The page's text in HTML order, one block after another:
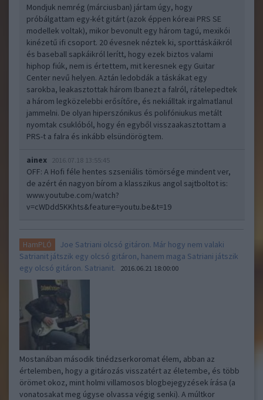
Mondjuk nemrég (márciusban) jártam úgy, hogy
próbálgattam egy-két gitárt (azok éppen kóreai PRS SE
modellek voltak), mikor bevonult egy három tagú, mexikói
kinézetű ifi csoport. 20 évesnek néztek ki, sporttáskáikról
és baseball sapkáikról lerítt, hogy ezek biztos valami
hiphop fiúk, nem is értettem, mit keresnek egy Guitar
Center nevű helyen. Aztán ledobdák a táskákat egy
sarokba, leakasztottak három Ibanezt a falról, rátelepedtek
a három legközelebbi erősítőre, és nekiálltak irgalmatlanul
jammelni. De olyan hiperszónikus és polifóniukus metált
nyomtak csuklóból, hogy én egyből visszaakasztottam a
PRS-t a falra és inkább elsündörögtem.
ainex 2016.07.18 13:55:45
OFF: A Hofi féle hentes szseniális tömörsége mindent ver,
de azért én nagyon bírom a klasszikus angol sajtboltot is:
www.youtube.com/watch?
v=cWDdd5KKhts&feature=youtu.be&t=19
HamPLÓ
Joe Satriani olcsó gitáron. Már hogy nem valaki
Satrianit játszik egy olcsó gitáron, hanem maga Satriani játszik
egy olcsó gitáron. Satrianit.
2016.06.21 18:00:00
Mostanában második tinédzserkoromat élem, abban az
értelemben, hogy a gitározás visszatért az életembe, és több
örömet okoz, mint holmi villamosos blogbejegyzések írása (a
vonatosakat meg úgyse olvassa végig senki). A múltkor